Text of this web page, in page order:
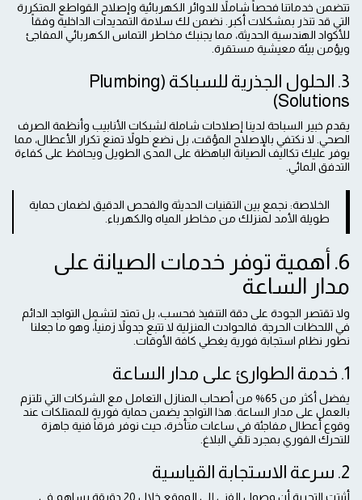
تتضمن خدماتنا فحصاً شاملاً للدوائر الكهربائية وإصلاح القواطع المتكررة
التي قد تنذر بمشكلات أكبر. نضمن لك سلامة التمديدات الداخلية وفقاً
للأكواد الهندسية الحديثة، مما يجنبك مخاطر التماس الكهربائي المفاجئ
ويؤمن بيئة معيشية مستقرة.
3. الحلول الجذرية للسباكة (Plumbing
Solutions)
يقدم خبير السباحة لدينا إصلاحات شاملة لشبكات الأنابيب وأنظمة الصرف
الصحي. لا نكتفي بالإصلاح المؤقت، بل نضع حلولاً تمنع تكرار الأعطال، مما
يوفر عليك تكاليف الصيانة الباهظة على المدى الطويل ويحافظ على كفاءة
التدفق المائي.
الخلاصة: نجمع بين التقنيات الحديثة والفحص الدقيق لضمان حماية
طويلة الأمد لمنزلك من مخاطر المياه والكهرباء.
6. أهمية توفر خدمات الصيانة على
مدار الساعة
ولا تقتصر الجودة على دقة التنفيذ فحسب، بل تمتد لتشمل التواجد الدائم
في اللحظات الحرجة. فالحوادث المنزلية لا تتبع جدولاً زمنياً، وهو ما جعلنا
نطور نظام استجابة فورية يغطي كافة الأوقات.
1. خدمة الطوارئ على مدار الساعة
يفضل أكثر من 65% من أصحاب المنازل التعامل مع الشركات التي تلتزم
بالعمل على مدار الساعة. هذا التواجد يضمن حماية فورية للممتلكات عند
وقوع أعطال مفاجئة في ساعات متأخرة، حيث نوفر فرقاً فنية جاهزة
للتحرك الفوري بمجرد تلقي البلاغ.
2. سرعة الاستجابة القياسية
أثبتت التجربة أن وصول الفني إلى الموقع خلال 20 دقيقة يساهم في